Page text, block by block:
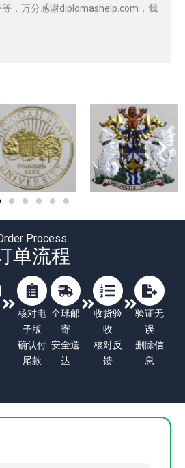
，万分感谢diplomashelp.com，我
Process
单流程
核对电
子版
确认付
尾款
全球邮
寄
安全送
达
收货验
收
核对反
馈
验证无
误
删除信
息